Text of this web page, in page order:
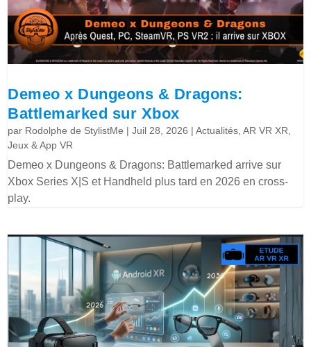
Demeo x Dungeons & Dragons:
Battlemarked sur Xbox
par Rodolphe de StylistMe |Juil 28, 2026 |Actualités ,AR VR XR
Jeux & App VR
Demeo x Dungeons & Dragons: Battlemarked arrive sur
Xbox Series X|S et Handheld plus tard en 2026 en cross-
play.